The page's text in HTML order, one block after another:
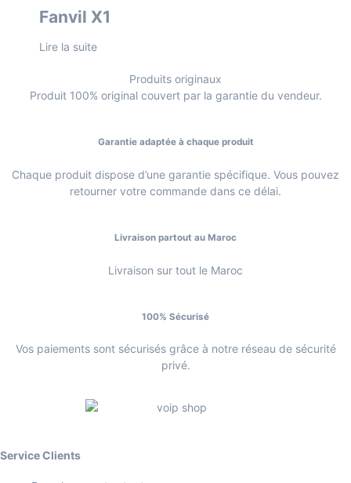
Fanvil X1
Lire la suite
Produits originaux
Produit 100% original couvert par la garantie du vendeur.
Garantie adaptée à chaque produit
Chaque produit dispose d’une garantie spécifique. Vous pouvez
retourner votre commande dans ce délai.
Livraison partout au Maroc
Livraison sur tout le Maroc
100% Sécurisé
Vos paiements sont sécurisés grâce à notre réseau de sécurité
privé.
Service Clients